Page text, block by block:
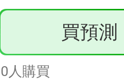
買預測
0人購買